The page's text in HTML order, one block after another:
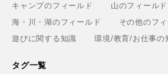
キャンプのフィールド
山のフィールド
海・川・湖のフィールド
その他のフ
遊びに関する知識
環境/教育/お仕事の
タグ一覧